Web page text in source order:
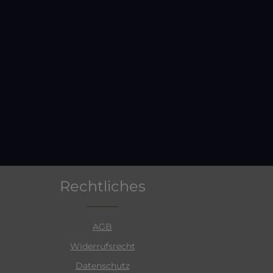
Rechtliches
AGB
Widerrufsrecht
Datenschutz